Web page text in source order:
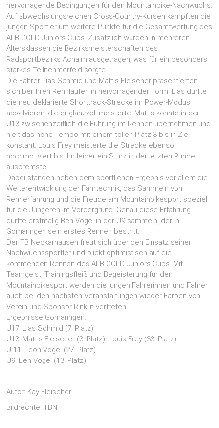
hervorragende Bedingungen für den Mountainbike-Nachwuchs.
Auf abwechslungsreichen Cross-Country-Kursen kämpften die
jungen Sportler um weitere Punkte für die Gesamtwertung des
ALB-GOLD Juniors-Cups. Zusätzlich wurden in mehreren
Altersklassen die Bezirksmeisterschaften des
Radsportbezirks Achalm ausgetragen, was für ein besonders
starkes Teilnehmerfeld sorgte.
Die Fahrer Lias Schmid und Mattis Fleischer präsentierten
sich bei ihren Rennläufen in hervorragender Form. Lias durfte
die neu deklarierte Shorttrack-Strecke im Power-Modus
absolvieren, die er glanzvoll meisterte. Mattis konnte in der
U13 zwischenzeitlich die Führung im Rennen übernehmen und
hielt das hohe Tempo mit einem tollen Platz 3 bis in Ziel
konstant. Louis Frey meisterte die Strecke ebenso
hochmotiviert bis ihn leider ein Sturz in der letzten Runde
ausbremste.
Dabei standen neben dem sportlichen Ergebnis vor allem die
Weiterentwicklung der Fahrtechnik, das Sammeln von
Rennerfahrung und die Freude am Mountainbikesport speziell
für die Jüngeren im Vordergrund. Genau diese Erfahrung
durfte erstmalig Ben Vogel in der U9 sammeln, der in
Gomaringen sein erstes Rennen bestritt.
Der TB Neckarhausen freut sich über den Einsatz seiner
Nachwuchssportler und blickt optimistisch auf die
kommenden Rennen des ALB-GOLD Juniors-Cups. Mit
Teamgeist, Trainingsfleiß und Begeisterung für den
Mountainbikesport werden die jungen Fahrerinnen und Fahrer
auch bei den nächsten Veranstaltungen wieder Farben von
Verein und Sponsor Rinklin vertreten.
Ergebnisse Gomaringen:
U17: Lias Schmid (7. Platz)
U13: Mattis Fleischer (3. Platz), Louis Frey (33. Platz)
U 11: Leon Vogel (27. Platz)
U9: Ben Vogel (13. Platz)
Autor: Kay Fleischer
Bildrechte: TBN